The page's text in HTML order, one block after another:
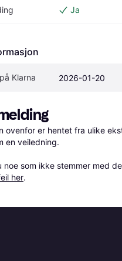
Ja
Klarna 2026-01-20
ovenfor er hentet fra ulike
en veiledning.
noe som ikke stemmer med
her.